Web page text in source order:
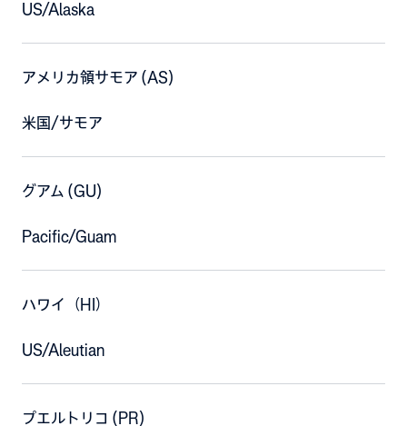
US/Alaska
アメリカ領サモア (AS)
米国/サモア
グアム (GU)
Pacific/Guam
ハワイ（HI）
US/Aleutian
プエルトリコ (PR)